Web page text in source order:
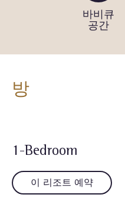
바비큐
공간
방
1-Bedroom
이 리조트 예약